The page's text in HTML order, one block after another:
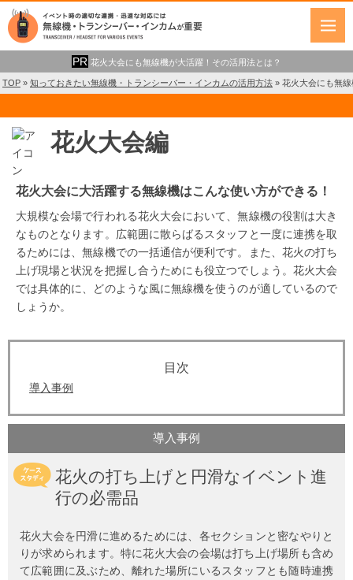
花火大会にも無線機が大活躍！その活用法とは？
TOP » 知っておきたい無線機・トランシーバー・インカムの活用方法 » 花火大会にも無
花火大会編
花火大会に大活躍する無線機はこんな使い方ができる！
大規模な会場で行われる花火大会において、無線機の役割は大き
なものとなります。広範囲に散らばるスタッフと一度に連携を取
るためには、無線機での一括通信が便利です。また、花火の打ち
上げ現場と状況を把握し合うためにも役立つでしょう。花火大会
では具体的に、どのような風に無線機を使うのが適しているので
しょうか。
導入事例
導入事例
花火の打ち上げと円滑なイベント進
行の必需品
花火大会を円滑に進めるためには、各セクションと密なやりと
りが求められます。特に花火大会の会場は打ち上げ場所も含め
て広範囲に及ぶため、離れた場所にいるスタッフとも随時連携